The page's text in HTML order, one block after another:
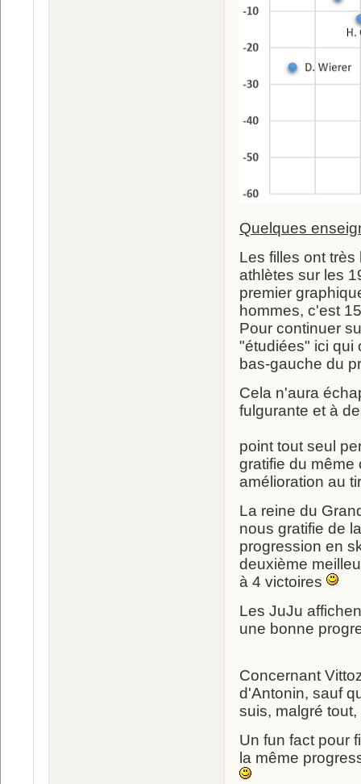
Quelques
Les filles ont
athlètes sur les
premier
hommes, c'est
Pour continuer
"étudiées" ici
bas-gauche du
Cela n'aura
fulgurante et à
point tout seul
gratifie du même
amélioration au
La reine du
nous gratifie de
progression en
deuxième
à 4 victoires
Les JuJu
une bonne
Concernant
d'Antonin, sauf
suis, malgré
Un fun fact pour
la même